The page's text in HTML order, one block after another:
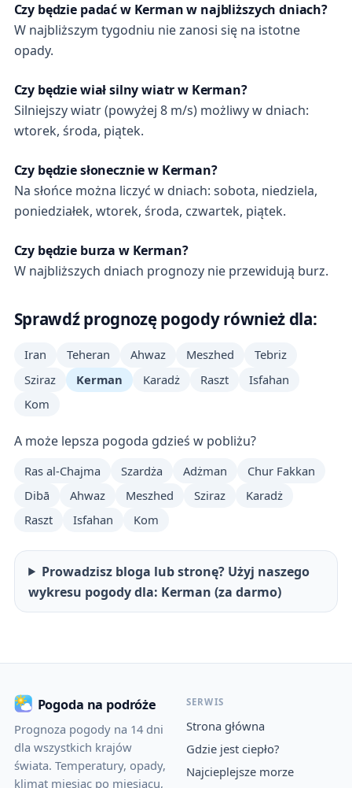
Czy będzie padać w Kerman w najbliższych dniach?
W najbliższym tygodniu nie zanosi się na istotne
opady.
Czy będzie wiał silny wiatr w Kerman?
Silniejszy wiatr (powyżej 8 m/s) możliwy w dniach:
wtorek, środa, piątek.
Czy będzie słonecznie w Kerman?
Na słońce można liczyć w dniach: sobota, niedziela,
poniedziałek, wtorek, środa, czwartek, piątek.
Czy będzie burza w Kerman?
W najbliższych dniach prognozy nie przewidują burz.
Sprawdź prognozę pogody również dla:
Iran Teheran Ahwaz Meszhed
Tebriz
Sziraz
Kerman Karadż Raszt
Isfahan
Kom
A może lepsza pogoda gdzieś w pobliżu?
Ras al-Chajma Szardża Adżman
Chur Fakkan
Dibā
Ahwaz Meszhed Sziraz
Karadż
Raszt
Isfahan Kom
Prowadzisz bloga lub stronę? Użyj naszego
wykresu pogody dla: Kerman (za darmo)
Pogoda na podróże
Prognoza pogody na 14 dni
dla wszystkich krajów
świata. Temperatury, opady,
klimat miesiąc po miesiącu,
SERWIS
Strona główna
Gdzie jest ciepło?
Najcieplejsze morze